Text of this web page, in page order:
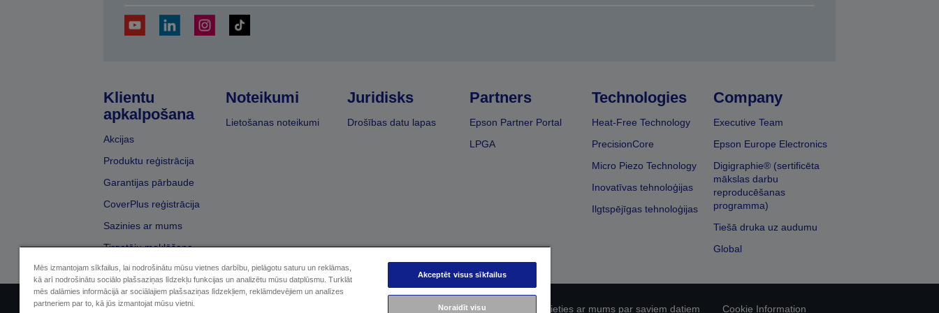
Klientu
apkalpošana
Akcijas
Produktu reģistrācija
Garantijas pārbaude
CoverPlus reģistrācija
Sazinies ar mums
Tirgotāju meklēšana
Noteikumi
Lietošanas noteikumi
Juridisks
Drošības datu lapas
Partners
Epson Partner Portal
LPGA
Technologies
Heat-Free Technology
PrecisionCore
Micro Piezo Technology
Inovatīvas tehnoloģijas
Ilgtspējīgas tehnoloģijas
Company
Executive Team
Epson Europe Electronics
Digigraphie® (sertificēta
mākslas darbu
reproducēšanas
programma)
Tiešā druka uz audumu
Global
Sellers Identification EU Data Act Compliance Sazinieties ar mums par saviem datiem Cookie Information
Mēs izmantojam sīkfailus, lai nodrošinātu mūsu vietnes darbību, pielāgotu saturu un reklāmas,
kā arī nodrošinātu sociālo plašsaziņas līdzekļu funkcijas un analizētu mūsu datplūsmu. Turklāt
mēs dalāmies informācijā ar sociālajiem plašsaziņas līdzekļiem, reklāmdevējiem un analīzes
partneriem par to, kā jūs izmantojat mūsu vietni.
Akceptēt visus sīkfailus
Noraidīt visu